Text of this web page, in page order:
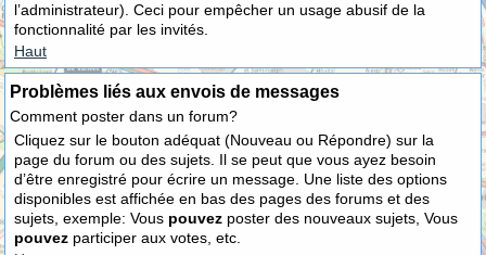
l’administrateur). Ceci pour empêcher un usage abusif de la
fonctionnalité par les invités.
Haut
Problèmes liés aux envois de messages
Comment poster dans un forum?
Cliquez sur le bouton adéquat (Nouveau ou Répondre) sur la
page du forum ou des sujets. Il se peut que vous ayez besoin
d’être enregistré pour écrire un message. Une liste des options
disponibles est affichée en bas des pages des forums et des
sujets, exemple: Vous pouvez poster des nouveaux sujets, Vous
pouvez participer aux votes, etc.